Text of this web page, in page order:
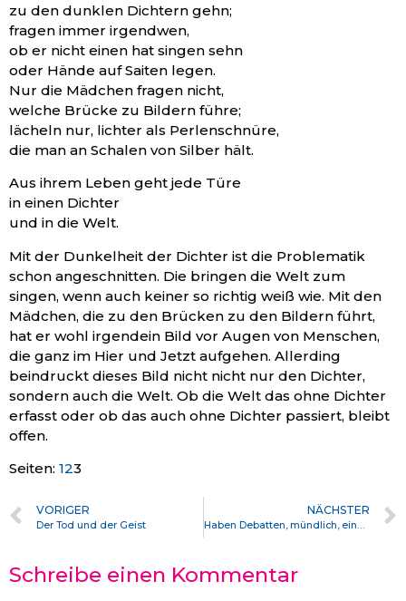
zu den dunklen Dichtern gehn;
fragen immer irgendwen,
ob er nicht einen hat singen sehn
oder Hände auf Saiten legen.
Nur die Mädchen fragen nicht,
welche Brücke zu Bildern führe;
lächeln nur, lichter als Perlenschnüre,
die man an Schalen von Silber hält.
Aus ihrem Leben geht jede Türe
in einen Dichter
und in die Welt.
Mit der Dunkelheit der Dichter ist die Problematik
schon angeschnitten. Die bringen die Welt zum
singen, wenn auch keiner so richtig weiß wie. Mit den
Mädchen, die zu den Brücken zu den Bildern führt,
hat er wohl irgendein Bild vor Augen von Menschen,
die ganz im Hier und Jetzt aufgehen. Allerding
beindruckt dieses Bild nicht nicht nur den Dichter,
sondern auch die Welt. Ob die Welt das ohne Dichter
erfasst oder ob das auch ohne Dichter passiert, bleibt
offen.
Seiten: 123
VORIGER
Der Tod und der Geist
NÄCHSTER
Haben Debatten, mündlich, einen Sinn?
Schreibe einen Kommentar